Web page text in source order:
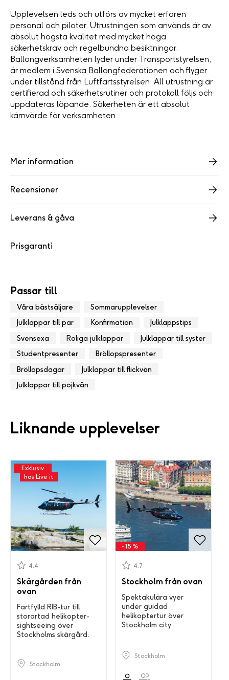
Upplevelsen leds och utförs av mycket erfaren
personal och piloter. Utrustningen som används är av
absolut högsta kvalitet med mycket höga
säkerhetskrav och regelbundna besiktningar.
Ballongverksamheten lyder under Transportstyrelsen,
är medlem i Svenska Ballongfederationen och flyger
under tillstånd från Luftfartsstyrelsen. All utrustning är
certifierad och säkerhetsrutiner och protokoll följs och
uppdateras löpande. Säkerheten är ett absolut
kärnvärde för verksamheten.
Mer information
Recensioner
Leverans & gåva
Prisgaranti
Passar till
Våra bästsäljare
Sommarupplevelser
Julklappar till par
Konfirmation
Julklappstips
Svensexa
Roliga julklappar
Julklappar till syster
Studentpresenter
Bröllopspresenter
Bröllopsdagar
Julklappar till flickvän
Julklappar till pojkvän
Liknande upplevelser
Exklusiv
hos Live it
Skärgården från
ovan
4.4
Fartfylld RIB-tur till
storartad helikopter-
sightseeing över
Stockholms skärgård.
Stockholm
- 15 %
Stockholm från ovan
4.7
Spektakulära vyer
under guidad
helikoptertur över
Stockholm city.
Stockholm